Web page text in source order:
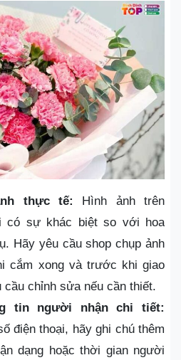
thực tế: Hình ảnh trên
có sự khác biệt so với hoa
Hãy yêu cầu shop chụp ảnh
cắm xong và trước khi giao
cầu chỉnh sửa nếu cần thiết.
tin người nhận chi tiết:
điện thoại, hãy ghi chú thêm
dạng hoặc thời gian người